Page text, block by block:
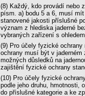
(8) Každý, kdo provádí nebo
písm. a) bodu 5 a 6, musí
stanovené jakosti příslušné
význam z hlediska jaderné
vybraných zařízení s
(9) Pro účely fyzické
ochrany musí být v
možných důsledků na
zajištění fyzické ochrany
(10) Pro účely fyzické
podle jeho druhu, hmotnosti,
do příslušné kategorie a ke